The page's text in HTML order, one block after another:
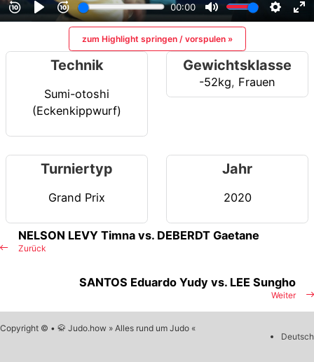
zum Highlight springen / vorspulen »
Technik
Sumi-otoshi
(Eckenkippwurf)
Gewichtsklasse
-52kg, Frauen
Turniertyp
Grand Prix
Jahr
2020
Zurück
NELSON LEVY Timna vs. DEBERDT Gaetane
Weiter
SANTOS Eduardo Yudy vs. LEE Sungho
Copyright © • 🥋 Judo.how » Alles rund um Judo «
Deutsch